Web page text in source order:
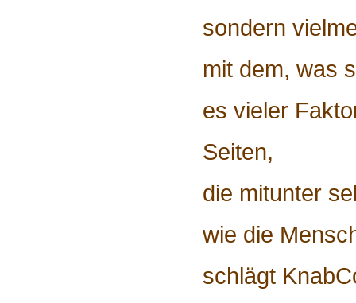
sondern
mit dem, was
es vieler
Seiten,
die mitunter
wie die
schlägt